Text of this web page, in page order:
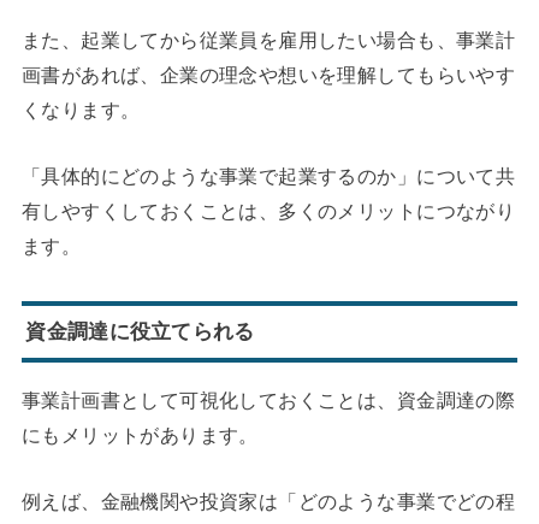
また、起業してから従業員を雇用したい場合も、事業計
画書があれば、企業の理念や想いを理解してもらいやす
くなります。
「具体的にどのような事業で起業するのか」について共
有しやすくしておくことは、多くのメリットにつながり
ます。
資金調達に役立てられる
事業計画書として可視化しておくことは、資金調達の際
にもメリットがあります。
例えば、金融機関や投資家は「どのような事業でどの程